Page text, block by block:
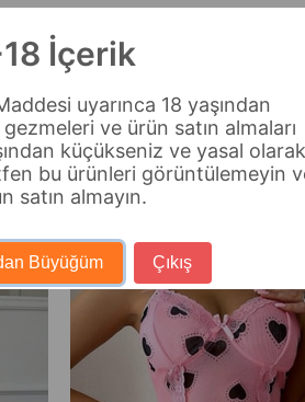
İçerik
uyarınca 18 yaşından
ve ürün satın almaları
küçükseniz ve yasal olarak
bu ürünleri görüntülemeyin
satın almayın.
Büyüğüm Çıkış